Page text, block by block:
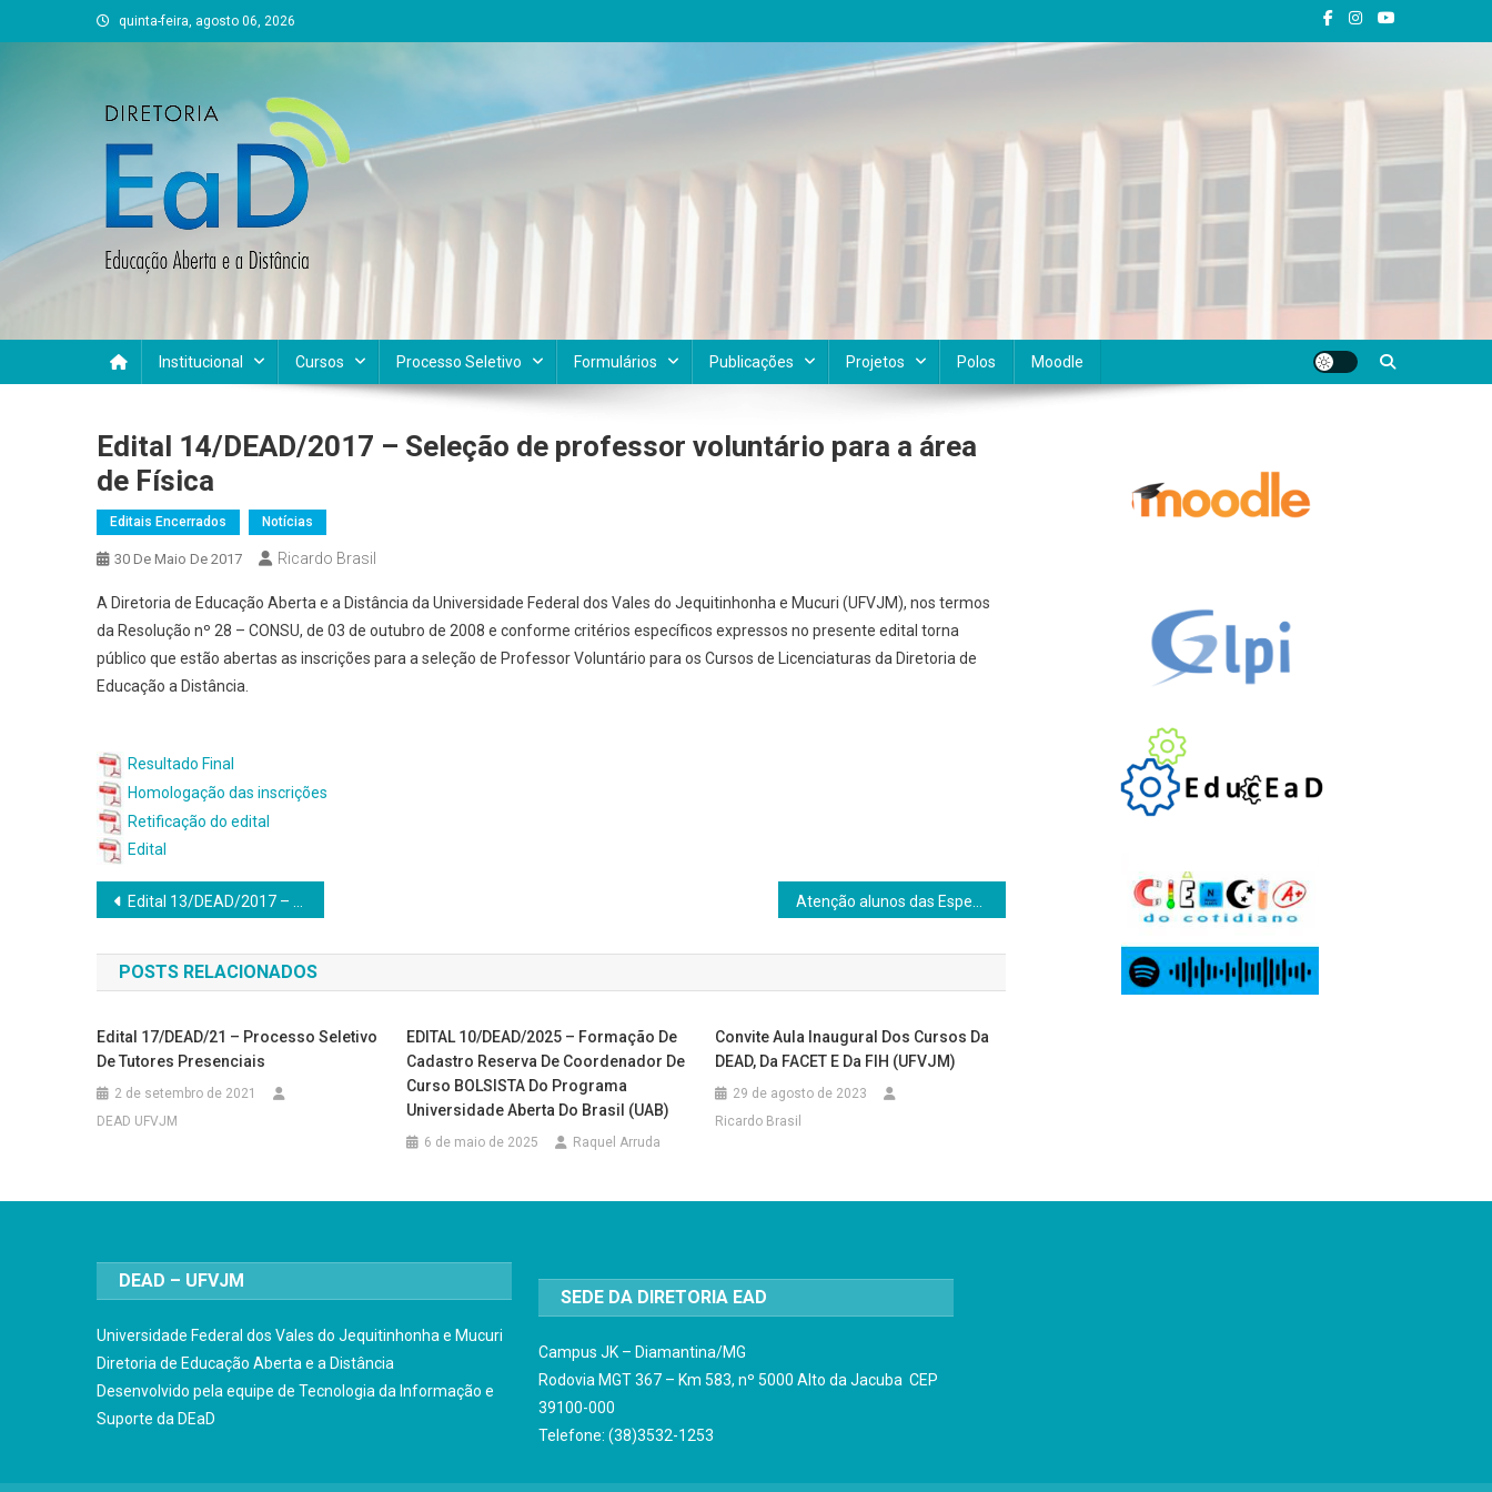
to
quinta-feira, agosto 06, 2026
DEAD UFVJM
Institucional Cursos Processo Seletivo Formulários Publicações Projetos Polos Moodle
Edital 14/DEAD/2017 – Seleção de professor voluntário para a área
de Física
Editais Encerrados Notícias
30 De Maio De 2017 Ricardo Brasil
A Diretoria de Educação Aberta e a Distância da Universidade Federal dos Vales do Jequitinhonha e Mucuri (UFVJM), nos termos
da Resolução nº 28 – CONSU, de 03 de outubro de 2008 e conforme critérios específicos expressos no presente edital torna
público que estão abertas as inscrições para a seleção de Professor Voluntário para os Cursos de Licenciaturas da Diretoria de
Educação a Distância.
Resultado Final
Homologação das inscrições
Retificação do edital
Edital
Navegação
de
Post
Edital 13/DEAD/2017 – Seleção de bolsistas para atuar nos cursos de licenciatura a distância
POSTS RELACIONADOS
Edital 17/DEAD/21 – Processo Seletivo
De Tutores Presenciais
2 de setembro de 2021
DEAD UFVJM
EDITAL 10/DEAD/2025 – Formação De
Cadastro Reserva De Coordenador De
Curso BOLSISTA Do Programa
Universidade Aberta Do Brasil (UAB)
6 de maio de 2025 Raquel Arruda
Convite Aula Inaugural Dos Cursos Da
DEAD, Da FACET E Da FIH (UFVJM)
29 de agosto de 2023
Ricardo Brasil
DEAD – UFVJM
Universidade Federal dos Vales do Jequitinhonha e Mucuri
Diretoria de Educação Aberta e a Distância
Desenvolvido pela equipe de Tecnologia da Informação e
Suporte da DEaD
SEDE DA DIRETORIA EAD
Campus JK – Diamantina/MG
Rodovia MGT 367 – Km 583, nº 5000 Alto da Jacuba CEP
39100-000
Telefone: (38)3532-1253